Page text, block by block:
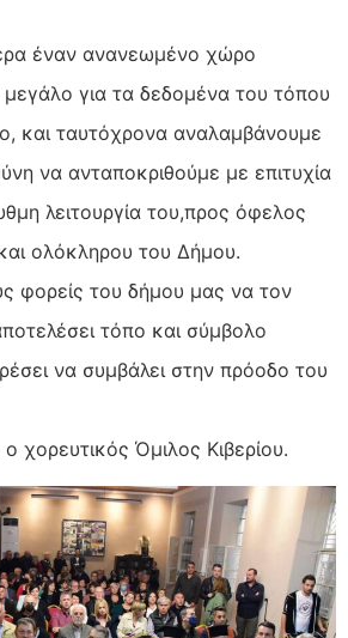
έναν ανανεωμένο χώρο
μεγάλο για τα δεδομένα του τόπου
και ταυτόχρονα αναλαμβάνουμε
να ανταποκριθούμε με επιτυχία
λειτουργία του,προς όφελος
ολόκληρου του Δήμου.
φορείς του δήμου μας να τον
τόπο και σύμβολο
να συμβάλει στην πρόοδο του
χορευτικός Όμιλος Κιβερίου.